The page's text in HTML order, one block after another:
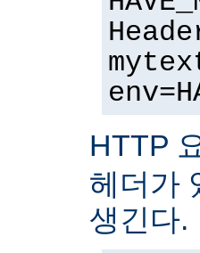
HTTP
헤더가
생긴다.